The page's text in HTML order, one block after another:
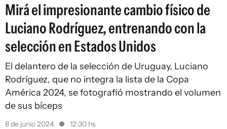
Mirá el impresionante cambio físico de
Luciano Rodríguez, entrenando con la
selección en Estados Unidos
El delantero de la selección de Uruguay, Luciano
Rodríguez, que no integra la lista de la Copa
América 2024, se fotografió mostrando el volumen
de sus bíceps
8 de junio 2024 12:30 hs